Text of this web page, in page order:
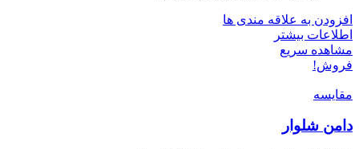
افزودن به علاقه مندی ها
اطلاعات بیشتر
مشاهده سریع
فروش!
مقایسه
دامن شلوار